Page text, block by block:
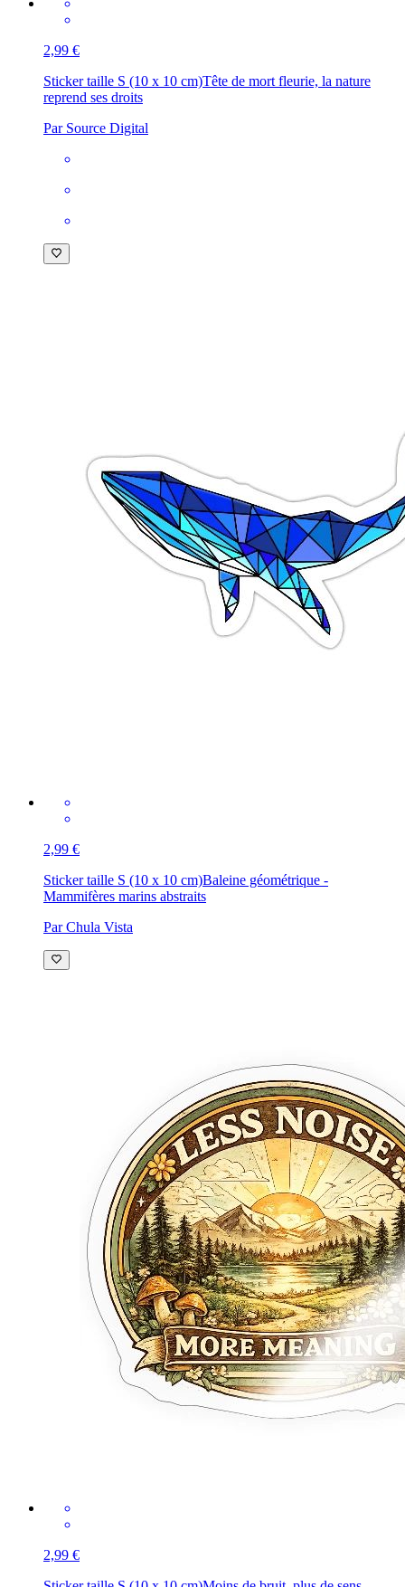
2,99 €
Sticker taille S (10 x 10 cm)Tête de mort fleurie, la nature
reprend ses droits
Par Source Digital
2,99 €
Sticker taille S (10 x 10 cm)Baleine géométrique -
Mammifères marins abstraits
Par Chula Vista
2,99 €